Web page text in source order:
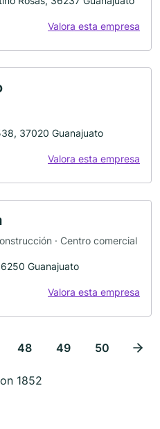
Valora esta empresa
37020 Guanajuato
Valora esta empresa
· Centro comercial
Guanajuato
Valora esta empresa
48 49 50
1852